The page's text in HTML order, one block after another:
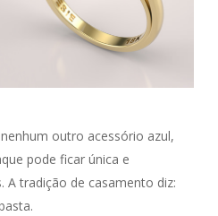
outro acessório azul,
pode ficar única e
A tradição de casamento diz: